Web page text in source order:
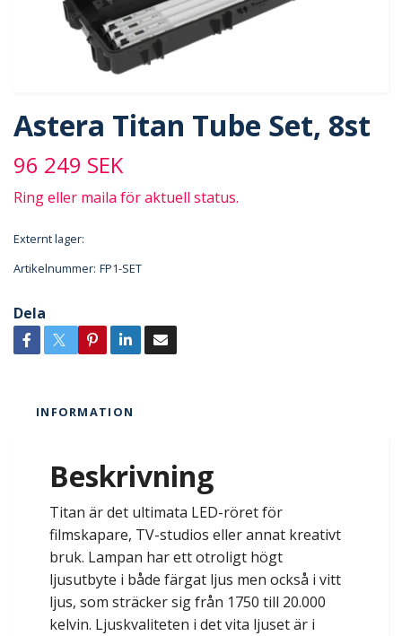
Astera Titan Tube Set, 8st
96 249 SEK
Ring eller maila för aktuell status.
Externt lager:
Artikelnummer: FP1-SET
Dela
INFORMATION
Beskrivning
Titan är det ultimata LED-röret för
filmskapare, TV-studios eller annat kreativt
bruk. Lampan har ett otroligt högt
ljusutbyte i både färgat ljus men också i vitt
ljus, som sträcker sig från 1750 till 20.000
kelvin. Ljuskvaliteten i det vita ljuset är i